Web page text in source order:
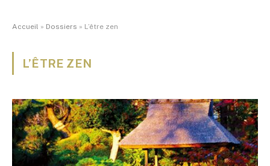
Accueil » Dossiers » L’être zen
L’ÊTRE ZEN